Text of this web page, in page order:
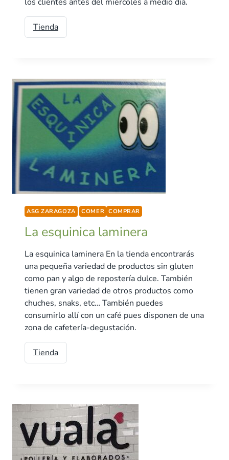
Tienda
ASG ZARAGOZA COMER COMPRAR
La esquinica laminera
La esquinica laminera En la tienda encontrarás
una pequeña variedad de productos sin gluten
como pan y algo de repostería dulce. También
tienen gran variedad de otros productos como
chuches, snaks, etc… También puedes
consumirlo allí con un café pues disponen de una
zona de cafetería-degustación.
Tienda